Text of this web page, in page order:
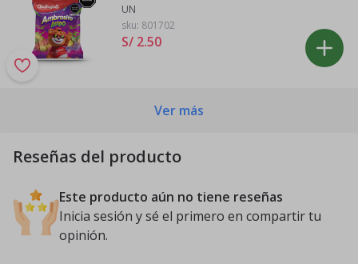
UN
sku: 801702
S/ 2.50
Ver más
Reseñas del producto
Este producto aún no tiene reseñas
Inicia sesión y sé el primero en compartir tu
opinión.